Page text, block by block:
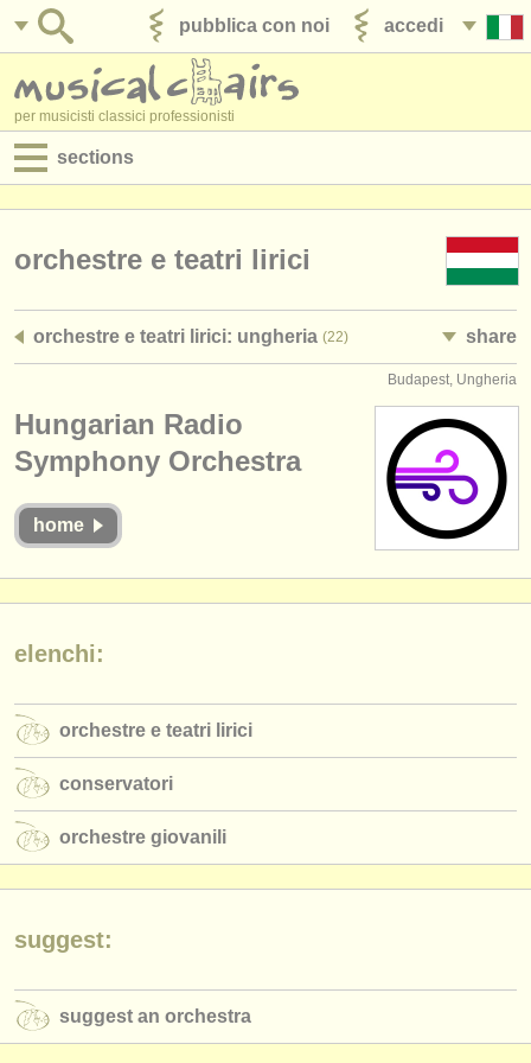
accedi
pubblica con noi
per musicisti classici professionisti
sections
jobs - amministrazione
corsi
concorsi/
strumenti rubati
elenchi:
conservatori
orchestre giovanili
musicalchairs:
contattaci
notizie di musica classica
orchestre e teatri lirici
orchestre e teatri lirici: ungheria (22) share
Budapest, Ungheria
Hungarian Radio
Symphony Orchestra
home
elenchi:
orchestre e teatri lirici
conservatori
orchestre giovanili
suggest:
suggest an orchestra